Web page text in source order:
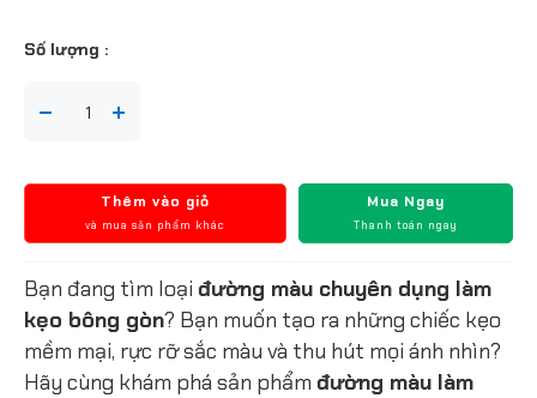
Số lượng :
Thêm vào giỏ
và mua sản phẩm khác
Mua Ngay
Thanh toán ngay
Bạn đang tìm loại đường màu chuyên dụng làm
kẹo bông gòn? Bạn muốn tạo ra những chiếc kẹo
mềm mại, rực rỡ sắc màu và thu hút mọi ánh nhìn?
Hãy cùng khám phá sản phẩm đường màu làm